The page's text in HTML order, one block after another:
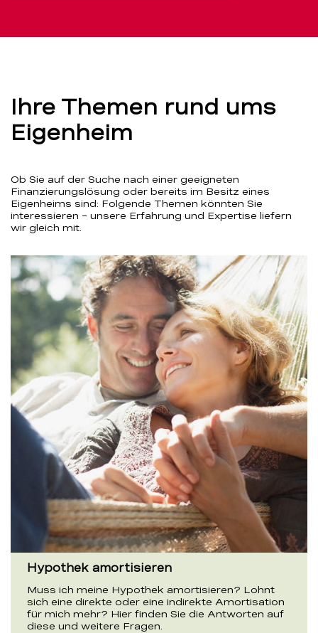
Ihre Themen rund ums
Eigenheim
Ob Sie auf der Suche nach einer geeigneten
Finanzierungslösung oder bereits im Besitz eines
Eigenheims sind: Folgende Themen könnten Sie
interessieren – unsere Erfahrung und Expertise liefern
wir gleich mit.
Hypothek amortisieren
Muss ich meine Hypothek amortisieren? Lohnt
sich eine direkte oder eine indirekte Amortisation
für mich mehr? Hier finden Sie die Antworten auf
diese und weitere Fragen.